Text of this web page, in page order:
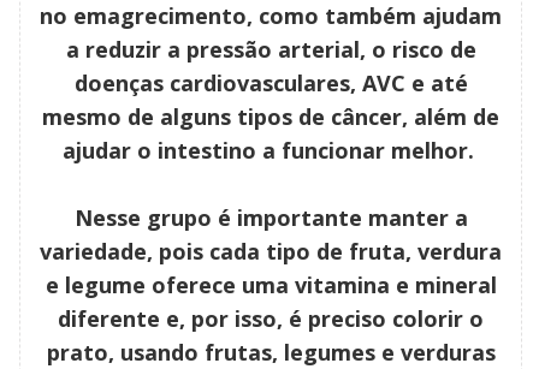
no emagrecimento, como também ajudam
a reduzir a pressão arterial, o risco de
doenças cardiovasculares, AVC e até
mesmo de alguns tipos de câncer, além de
ajudar o intestino a funcionar melhor.
Nesse grupo é importante manter a
variedade, pois cada tipo de fruta, verdura
e legume oferece uma vitamina e mineral
diferente e, por isso, é preciso colorir o
prato, usando frutas, legumes e verduras